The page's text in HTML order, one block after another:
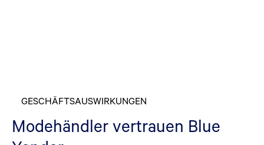
GESCHÄFTSAUSWIRKUNGEN
Modehändler vertrauen Blue